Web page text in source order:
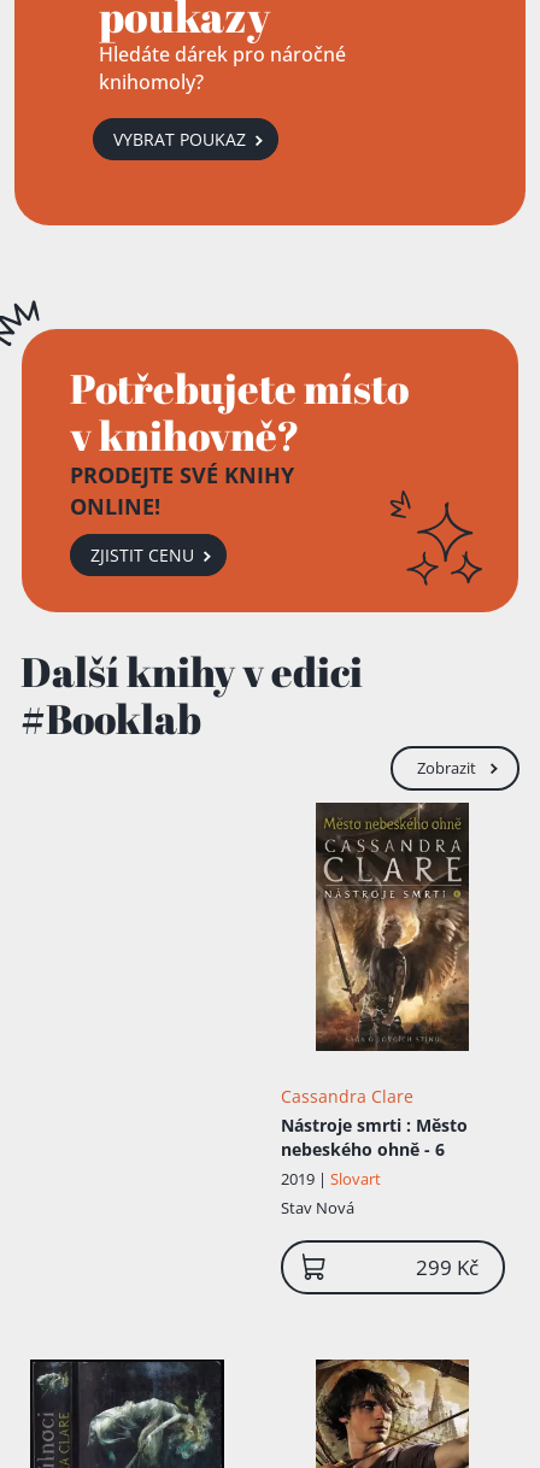
poukazy
Hledáte dárek pro náročné
knihomoly?
VYBRAT POUKAZ
Potřebujete místo
v knihovně?
PRODEJTE SVÉ KNIHY
ONLINE!
ZJISTIT CENU
Další knihy v edici
#Booklab
Zobrazit
Cassandra Clare
Nástroje smrti : Město
nebeského ohně - 6
2019 | Slovart
Stav Nová
299 Kč